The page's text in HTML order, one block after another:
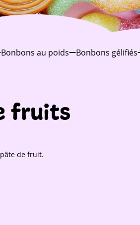
Bonbons au poids
Bonbons gélifiés
fruits
de fruit.